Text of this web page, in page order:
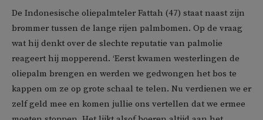
De Indonesische oliepalmteler Fattah (47) staat naast zijn
brommer tussen de lange rijen palmbomen. Op de vraag
wat hij denkt over de slechte reputatie van palmolie
reageert hij mopperend. ‘Eerst kwamen westerlingen de
oliepalm brengen en werden we gedwongen het bos te
kappen om ze op grote schaal te telen. Nu verdienen we er
zelf geld mee en komen jullie ons vertellen dat we ermee